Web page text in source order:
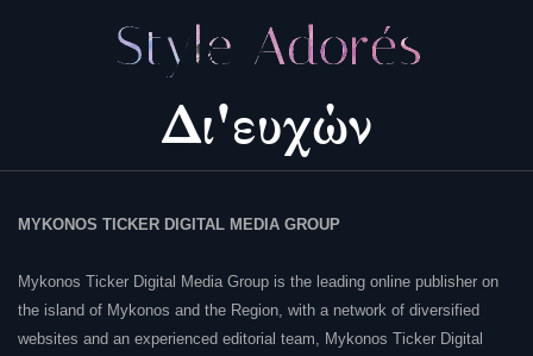
MYKONOS TICKER DIGITAL MEDIA GROUP
Mykonos Ticker Digital Media Group is the leading online publisher on
the island of Mykonos and the Region, with a network of diversified
websites and an experienced editorial team, Mykonos Ticker Digital